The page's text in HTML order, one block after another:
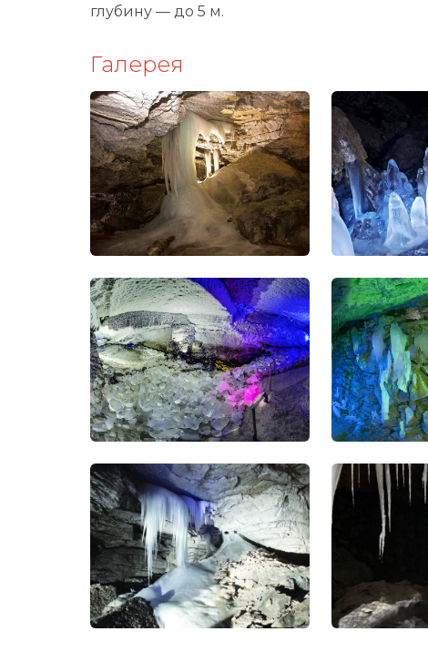
глубину — до 5 м.
Галерея